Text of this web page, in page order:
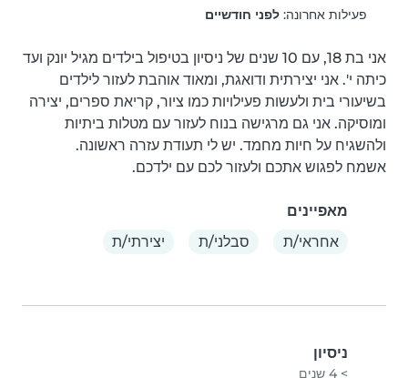
פעילות אחרונה:לפני חודשיים
אשמח לפגוש אתכם ולעזור לכם עם ילדכם.
מאפיינים
אחראי/ת
סבלני/ת יצירתי/ת
ניסיון
> 4 שנים